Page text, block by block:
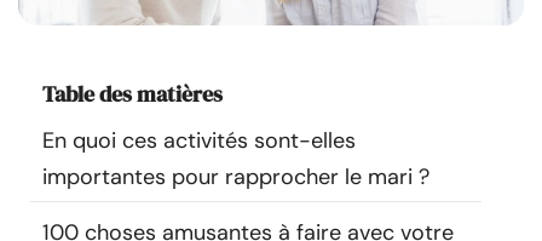
Cours
Ressources
Communauté
Table des matières
En quoi ces activités sont-elles
importantes pour rapprocher le mari ?
100 choses amusantes à faire avec votre